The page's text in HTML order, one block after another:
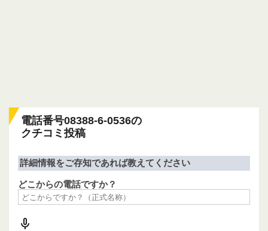
電話番号08388-6-0536の
クチコミ投稿
詳細情報をご存知であれば教えてください
どこからの電話ですか？